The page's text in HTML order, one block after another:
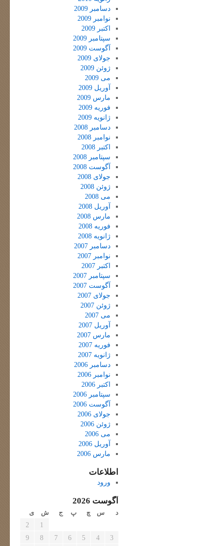
دسامبر 2009
نوامبر 2009
اکتبر 2009
سپتامبر 2009
آگوست 2009
جولای 2009
ژوئن 2009
می 2009
آوریل 2009
مارس 2009
فوریه 2009
ژانویه 2009
دسامبر 2008
نوامبر 2008
اکتبر 2008
سپتامبر 2008
آگوست 2008
جولای 2008
ژوئن 2008
می 2008
آوریل 2008
مارس 2008
فوریه 2008
ژانویه 2008
دسامبر 2007
نوامبر 2007
اکتبر 2007
سپتامبر 2007
آگوست 2007
جولای 2007
ژوئن 2007
می 2007
آوریل 2007
مارس 2007
فوریه 2007
ژانویه 2007
دسامبر 2006
نوامبر 2006
اکتبر 2006
سپتامبر 2006
آگوست 2006
جولای 2006
ژوئن 2006
می 2006
آوریل 2006
مارس 2006
اطلاعات
ورود
آگوست 2026
د س چ پ ج ش ی
1
2
3
4
5
6
7
8
9